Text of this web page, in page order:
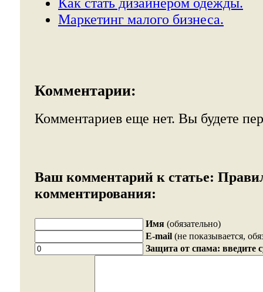
Маркетинг малого бизнеса.
Комментарии:
Комментариев еще нет. Вы будете
Ваш комментарий к статье:
комментирования:
Имя (обязательно)
E-mail (не показывается,
Защита от спама: введите